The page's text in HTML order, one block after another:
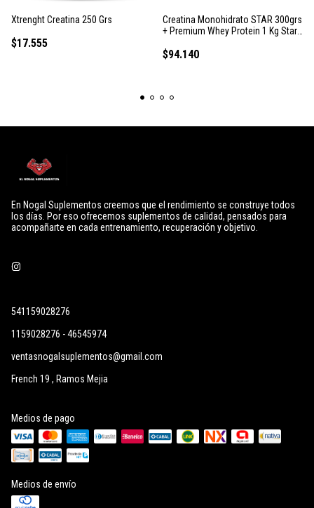
Xtrenght Creatina 250 Grs
$17.555
Creatina Monohidrato STAR 300grs
+ Premium Whey Protein 1 Kg Star
$94.140
En Nogal Suplementos creemos que el rendimiento se construye todos
los días. Por eso ofrecemos suplementos de calidad, pensados para
acompañarte en cada entrenamiento, recuperación y objetivo.
541159028276
1159028276 - 46545974
ventasnogalsuplementos@gmail.com
French 19 , Ramos Mejia
Medios de pago
Medios de envío